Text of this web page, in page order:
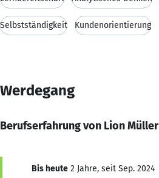
Selbstständigkeit Kundenorientierung
Werdegang
Berufserfahrung von Lion Müller
Bis heute 2 Jahre, seit Sep. 2024